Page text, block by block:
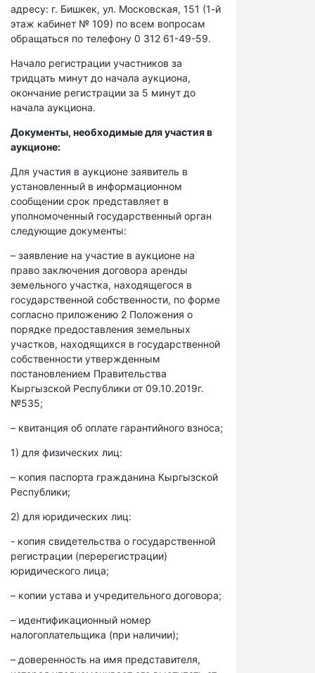
адресу: г. Бишкек, ул. Московская, 151 (1-й
этаж кабинет № 109) по всем вопросам
обращаться по телефону 0 312 61-49-59.
Начало регистрации участников за
тридцать минут до начала аукциона,
окончание регистрации за 5 минут до
начала аукциона.
Документы, необходимые для участия в
аукционе:
Для участия в аукционе заявитель в
установленный в информационном
сообщении срок представляет в
уполномоченный государственный орган
следующие документы:
– заявление на участие в аукционе на
право заключения договора аренды
земельного участка, находящегося в
государственной собственности, по форме
согласно приложению 2 Положения о
порядке предоставления земельных
участков, находящихся в государственной
собственности утвержденным
постановлением Правительства
Кыргызской Республики от 09.10.2019г.
№535;
– квитанция об оплате гарантийного взноса;
1) для физических лиц:
– копия паспорта гражданина Кыргызской
Республики;
2) для юридических лиц:
- копия свидетельства о государственной
регистрации (перерегистрации)
юридического лица;
– копии устава и учредительного договора;
– идентификационный номер
налогоплательщика (при наличии);
– доверенность на имя представителя,